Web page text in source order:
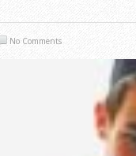
No Comments